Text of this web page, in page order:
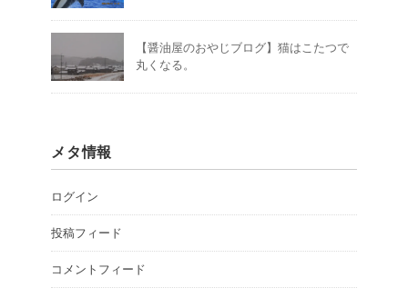
【醤油屋のおやじブログ】猫はこたつで
丸くなる。
メタ情報
ログイン
投稿フィード
コメントフィード